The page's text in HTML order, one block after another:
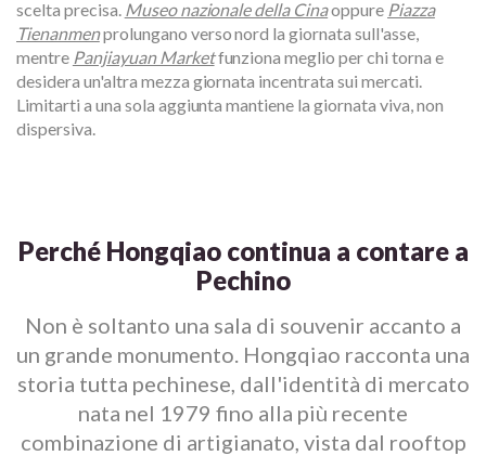
scelta precisa. Museo nazionale della Cinaoppure Piazza
Tienanmenprolungano verso nord la giornata sull'asse,
mentre Panjiayuan Marketfunziona meglio per chi torna e
desidera un'altra mezza giornata incentrata sui mercati.
Limitarti a una sola aggiunta mantiene la giornata viva, non
dispersiva.
Perché Hongqiao continua a contare a
Pechino
Non è soltanto una sala di souvenir accanto a
un grande monumento. Hongqiao racconta una
storia tutta pechinese, dall'identità di mercato
nata nel 1979 fino alla più recente
combinazione di artigianato, vista dal rooftop